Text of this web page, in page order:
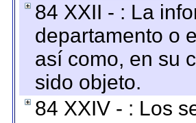
84 XXII - : La
departamento o
así como, en su
sido objeto.
84 XXIV - : Los